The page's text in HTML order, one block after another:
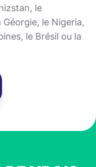
le
le Nigeria,
le Brésil ou la